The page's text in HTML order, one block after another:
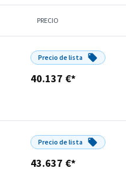
PRECIO
Precio de lista
40.137 €*
Precio de lista
43.637 €*